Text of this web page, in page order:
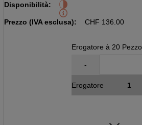
Disponibilità:
Prezzo (IVA esclusa): CHF 136.00
Erogatore à 20 Pezzo
-
Erogatore